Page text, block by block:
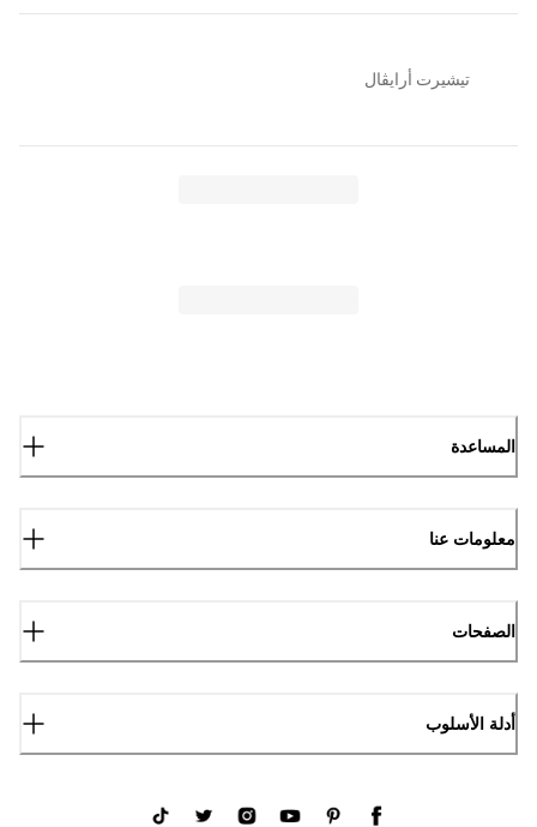
تيشيرت أرايڤال
المساعدة
معلومات عنا
الصفحات
أدلة الأسلوب